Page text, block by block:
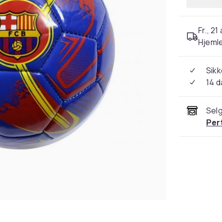
Fr., 21
14